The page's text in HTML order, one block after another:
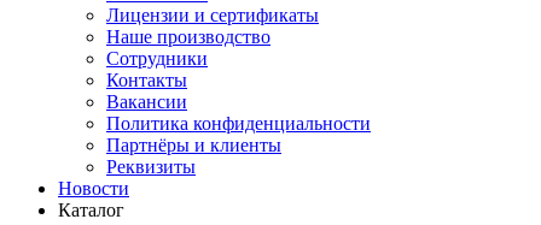
Лицензии и сертификаты
Наше производство
Сотрудники
Контакты
Вакансии
Политика конфиденциальности
Партнёры и клиенты
Реквизиты
Новости
Каталог